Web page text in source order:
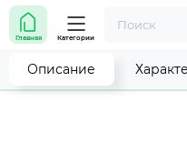
Внимание! Работа
Мы делаем всё
заказов
Главная Категории
Описание